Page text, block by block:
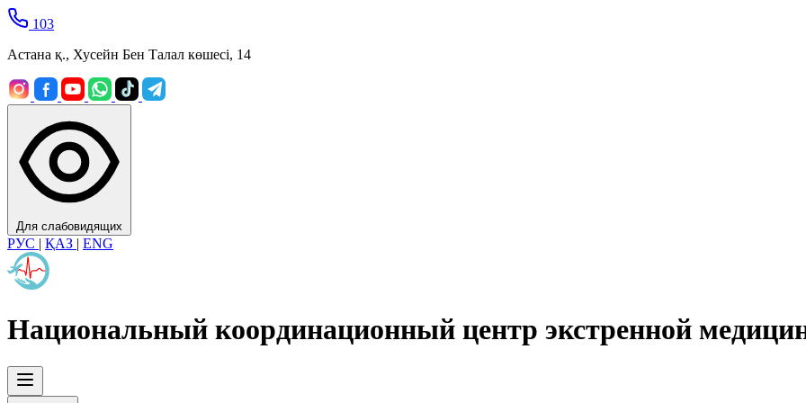
103
Астана қ., Хусейн Бен Талал көшесі, 14
Для слабовидящих
РУС | ҚАЗ | ENG
Национальный координационный центр экстренной